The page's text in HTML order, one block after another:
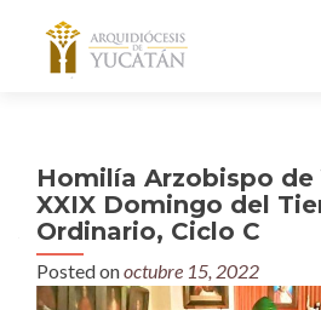
Homilía Arzobispo de
XXIX Domingo del
Ordinario, Ciclo C
Posted onoctubre 15, 2022